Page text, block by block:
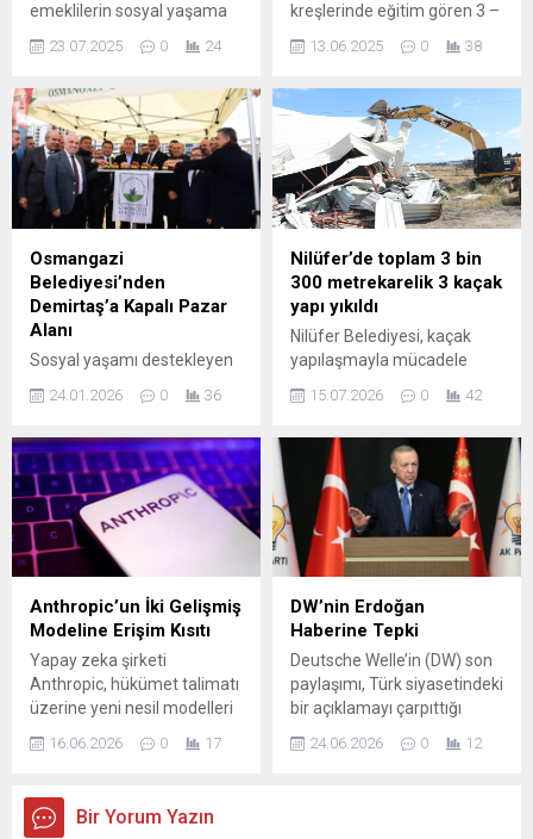
emeklilerin sosyal yaşama
aktif katılımını desteklemek
amacıyla açtığı Koğukçınar
emeklilerin vazgeçilmez
mekanı haline geldi.
Osmangazi Belediyesi’nin
emeklilere yönelik sosyal
projeleri kapsamında hayata
geçirdiği Koğukçınar
Emekliler Lokali, kısa sürede
mahallenin en çok ziyaret
edilen alanlarından biri
haline geldi. Geçtiğimiz
lokal,...
23.07.2025 0 24
kreşlerinde eğitim gören 3 –
6 yaş arası minikler, yıl
boyunca öğrendiklerini yıl
sergiledi. Nâzım Hikmet
Kültürevi’nde düzenlenen
etkinliklerde, öğrenciler
performansları ile alkışları
topladı. Nilüfer Belediyesi
bünyesindeki kreşlerde
eğitim gören minikler yıl
sonu programında
mezuniyet sevinci yaşadı. Yıl
boyunca çeşitli alanlarda
eğitim alan minikler,
yeteneklerini...
13.06.2025 0 38
Osmangazi
Belediyesi’nden
Demirtaş’a Kapalı Pazar
Alanı
Sosyal yaşamı destekleyen
devam eden Osmangazi
ölçeğinde yaşam
standartlarını yükseltme
amacıyla Demirtaş Sakarya
Mahallesi’ndeki kapalı pazar
yerinin temelini düzenlenen
törenle birlikte attı.
Osmangazi Belediye
Başkanı Erkan Aydın, “Tek
derdimiz; Osmangazi’de
yaşayan yaklaşık 1 milyon
yurttaşımıza elimizden
gelen en iyi hizmeti
sunmak.” ifadelerini kullandı.
24.01.2026 0 36
Nilüfer’de toplam 3 bin
300 metrekarelik 3 kaçak
yapı yıkıldı
Nilüfer Belediyesi, kaçak
yapılaşmayla mücadele
Yaylacık mahallelerinde
metrekarelik üç kaçak yapıyı
yıktı. Nilüfer Belediyesi,
kaçak yapılaşmayla
mücadelesini kararlılıkla
sürdürüyor. Belediye ekipleri,
kendi tespit ettikleri ya da
ihbarlar doğrultusunda
belirlenen kaçak yapıları,
yasal süreçlerin
tamamlanmasının ardından
yıkarak kullanılmaz hale
getiriyor. Bu kapsamda
ekipler, son...
15.07.2026 0 42
Anthropic’un İki Gelişmiş
Modeline Erişim Kısıtı
Yapay zeka şirketi
Anthropic, hükümet talimatı
üzerine yeni nesil modelleri
Fable 5 ve Mythos 5’e
erişimi durdurdu. Şirket, bu
siber güvenlik alanındaki
güçlü yeteneklerinin
16.06.2026 0 17
DW’nin Erdoğan
Haberine Tepki
Deutsche Welle’in (DW) son
paylaşımı, Türk siyasetindeki
bir açıklamayı çarpıttığı
iddiasıyla gündeme geldi. AK
Parti Sözcüsü Ömer Çelik’in
24.06.2026 0 12
Bir Yorum Yazın